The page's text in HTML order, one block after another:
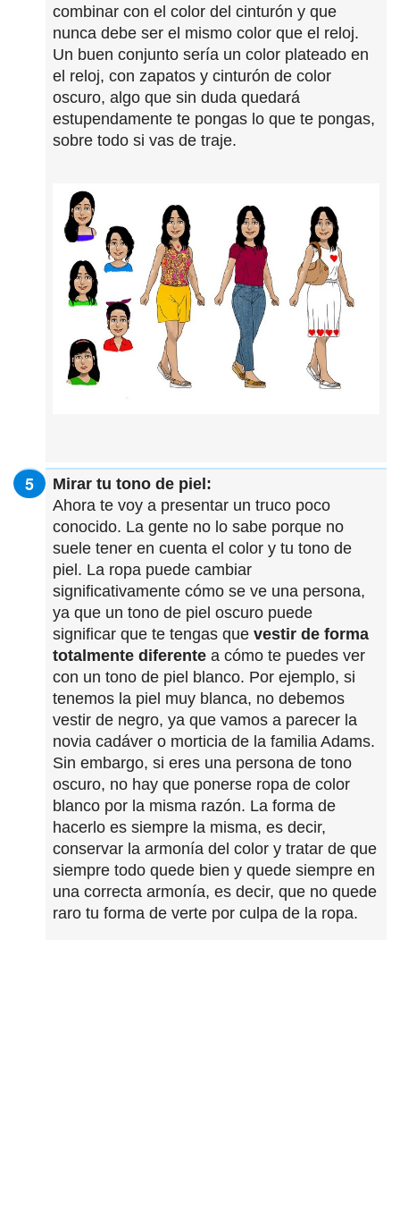
combinar con el color del cinturón y que
nunca debe ser el mismo color que el reloj.
Un buen conjunto sería un color plateado en
el reloj, con zapatos y cinturón de color
oscuro, algo que sin duda quedará
estupendamente te pongas lo que te pongas,
sobre todo si vas de traje.
Mirar tu tono de piel:
Ahora te voy a presentar un truco poco
conocido. La gente no lo sabe porque no
suele tener en cuenta el color y tu tono de
piel. La ropa puede cambiar
significativamente cómo se ve una persona,
ya que un tono de piel oscuro puede
significar que te tengas que vestir de forma
totalmente diferente a cómo te puedes ver
con un tono de piel blanco. Por ejemplo, si
tenemos la piel muy blanca, no debemos
vestir de negro, ya que vamos a parecer la
novia cadáver o morticia de la familia Adams.
Sin embargo, si eres una persona de tono
oscuro, no hay que ponerse ropa de color
blanco por la misma razón. La forma de
hacerlo es siempre la misma, es decir,
conservar la armonía del color y tratar de que
siempre todo quede bien y quede siempre en
una correcta armonía, es decir, que no quede
raro tu forma de verte por culpa de la ropa.